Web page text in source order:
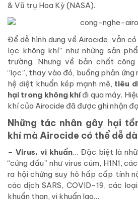
& Vũ trụ Hoa Kỳ (NASA).
Để dễ hình dung về Airocide, vẫn
lọc không khí” như những sản
trường. Nhưng về bản chất công
“lọc”, thay vào đó, buồng phản
hệ diệt khuẩn kép mạnh mẽ, tiêu
hại trong không khíđi qua máy.
khí của Airocide đã được ghi nhận
Những tác nhân gây hại
khí mà Airocide có thể dễ
– Virus, vi khuẩn… Đặc biệt là
“cứng đầu” như virus cúm, H1N1,
ra hội chứng suy hô hấp cấp tính
các dịch SARS, COVID-19, các
khuẩn than, vi khuẩn lao…